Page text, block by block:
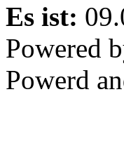
Es ist:
Powered
Powerd